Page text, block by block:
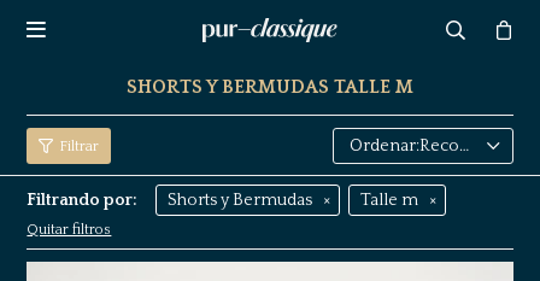

SHORTS Y BERMUDAS TALLE M
Recomendados
Filtrando por: Shorts y Bermudas Talle m
Quitar filtros